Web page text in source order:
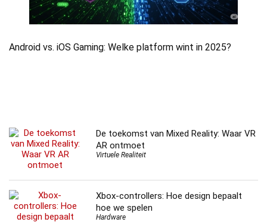
Android vs. iOS Gaming: Welke platform wint in 2025?
De toekomst van Mixed Reality: Waar VR
AR ontmoet
Virtuele Realiteit
Xbox-controllers: Hoe design bepaalt
hoe we spelen
Hardware